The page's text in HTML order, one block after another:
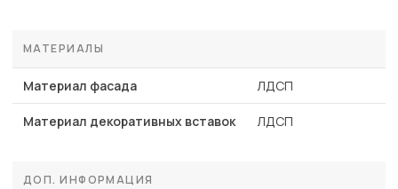
МАТЕРИАЛЫ
Материал фасада ЛДСП
Материал декоративных вставок ЛДСП
ДОП. ИНФОРМАЦИЯ